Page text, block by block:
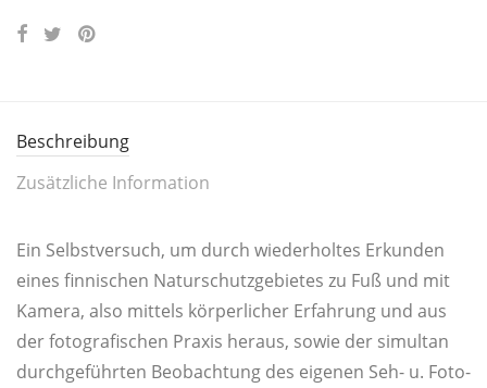
Beschreibung
Zusätzliche Information
Ein Selbst­ver­such, um durch wie­der­hol­tes Erkun­den
eines fin­ni­schen Natur­schutz­ge­bie­tes zu Fuß und mit
Kame­ra, also mit­tels kör­per­li­cher Erfah­rung und aus
der foto­gra­fi­schen Pra­xis her­aus, sowie der simul­tan
durch­ge­führ­ten Beob­ach­tung des eige­nen Seh- u. Foto­